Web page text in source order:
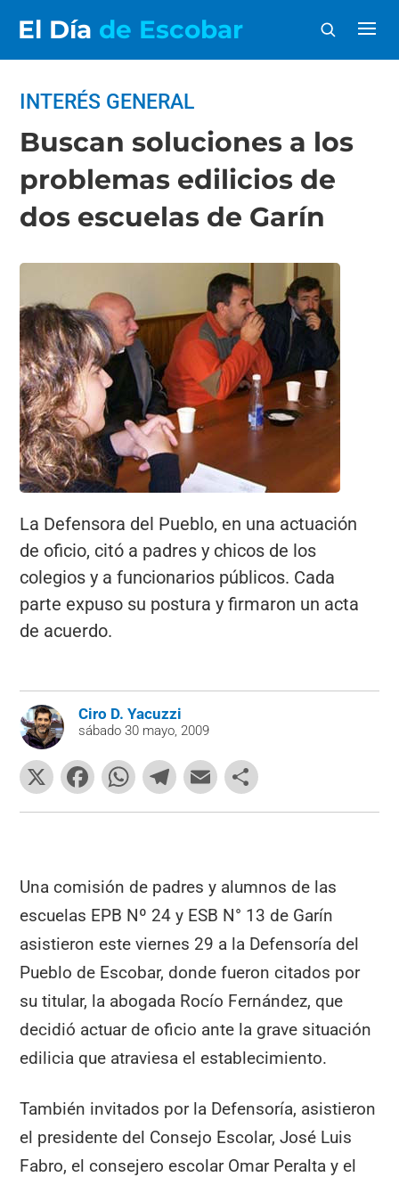
El Día de Escobar
INTERÉS GENERAL
Buscan soluciones a los
problemas edilicios de
dos escuelas de Garín
La Defensora del Pueblo, en una actuación
de oficio, citó a padres y chicos de los
colegios y a funcionarios públicos. Cada
parte expuso su postura y firmaron un acta
de acuerdo.
Ciro D. Yacuzzi
sábado 30 mayo, 2009
X
F
a
b
o
o
k
W
h
A
p
p
T
el
a
m
E
m o
ar
tir
Una comisión de padres y alumnos de las
escuelas EPB Nº 24 y ESB N° 13 de Garín
asistieron este viernes 29 a la Defensoría del
Pueblo de Escobar, donde fueron citados por
su titular, la abogada Rocío Fernández, que
decidió actuar de oficio ante la grave situación
edilicia que atraviesa el establecimiento.
También invitados por la Defensoría, asistieron
el presidente del Consejo Escolar, José Luis
Fabro, el consejero escolar Omar Peralta y el